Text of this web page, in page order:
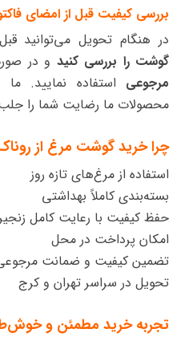
بررسی کیفیت قبل از امضای
در هنگام تحویل می‌توانید
گوشت را بررسی کنید و در
مرجوعی استفاده نمایید.
محصولات ما رضایت شما را
چرا خرید گوشت مرغ از
استفاده از مرغ‌های تازه روز
بسته‌بندی کاملاً بهداشتی
حفظ کیفیت با رعایت کامل
امکان پرداخت در محل
تضمین کیفیت و ضمانت
تحویل در سراسر تهران و کرج
تجربه خرید مطمئن و